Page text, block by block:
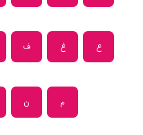
ع غ ف
م ن